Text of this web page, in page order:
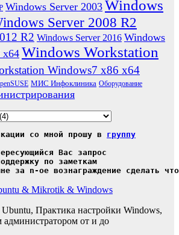
Windows Server 2003 Windows
Server 2008 R2
R2 Windows Server 2016 Windows
x64 Windows Workstation
Windows7 x86 x64
МИС Инфоклиника Оборудование
со мной прошу в группу
за n-ое вознаграждение сделать
& Mikrotik & Windows
Практика настройки Windows,
администратором от и до